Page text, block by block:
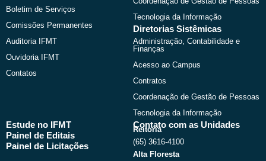
Boletim de Serviços
Comissões Permanentes
Auditoria IFMT
Ouvidoria IFMT
Contatos
Tecnologia da Informação
Diretorias Sistêmicas
Administração, Contabilidade e
Finanças
Acesso ao Campus
Contratos
Coordenação de Gestão de Pessoas
Tecnologia da Informação
Estude no IFMT
Painel de Editais
Painel de Licitações
Contato com as Unidades
Reitoria
(65) 3616-4100
Alta Floresta